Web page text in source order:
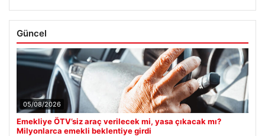
Güncel
05/08/2026
Emekliye ÖTV’siz araç verilecek mi, yasa çıkacak mı?
Milyonlarca emekli beklentiye girdi